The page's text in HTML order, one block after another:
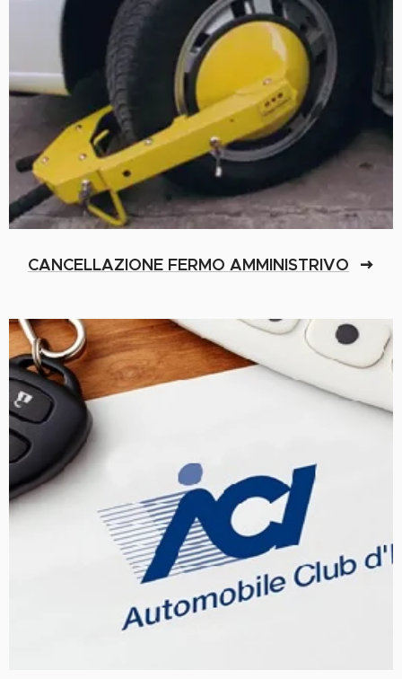
CANCELLAZIONE FERMO AMMINISTRIVO